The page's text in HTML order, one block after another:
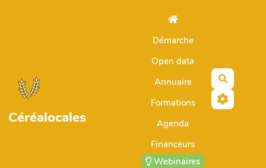
Céréalocales
Démarche
Open data
Annuaire
Formations
Agenda
Financeurs
Webinaires